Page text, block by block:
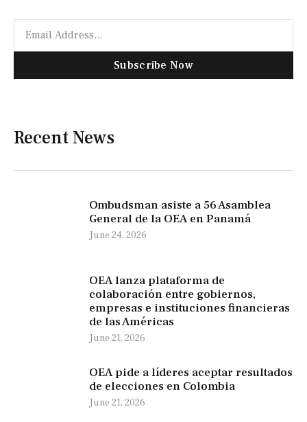
Subscribe Now
Recent News
Ombudsman asiste a 56 Asamblea
General de la OEA en Panamá
June 24, 2026
OEA lanza plataforma de
colaboración entre gobiernos,
empresas e instituciones financieras
de las Américas
June 21, 2026
OEA pide a líderes aceptar resultados
de elecciones en Colombia
June 21, 2026